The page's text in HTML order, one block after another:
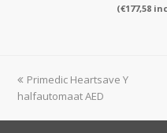
(€177,58
previous
post:
Primedic Heartsave Y
halfautomaat AED